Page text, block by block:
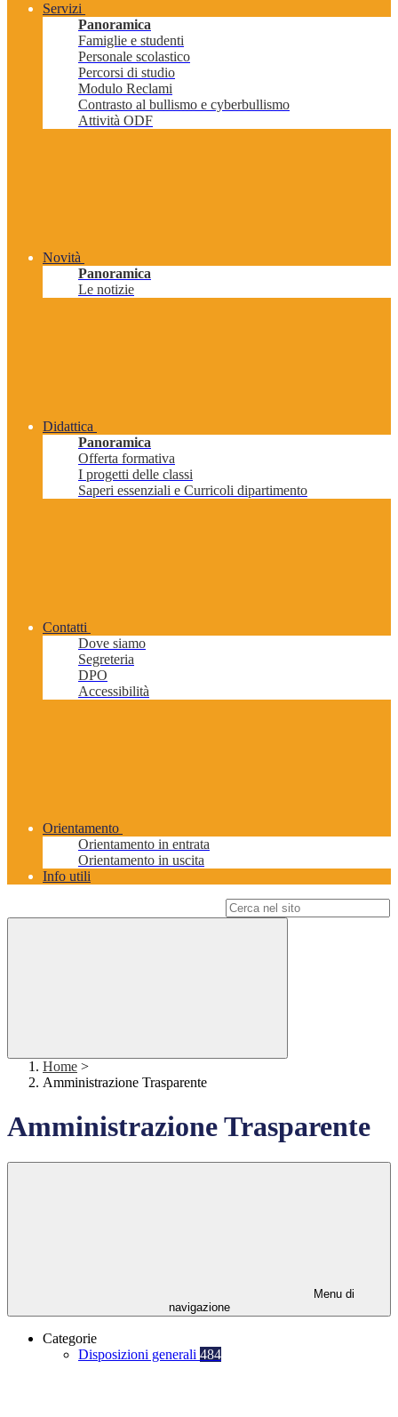
Servizi
Panoramica
Famiglie e studenti
Personale scolastico
Percorsi di studio
Modulo Reclami
Contrasto al bullismo e cyberbullismo
Attività ODF
Novità
Panoramica
Le notizie
Didattica
Panoramica
Offerta formativa
I progetti delle classi
Saperi essenziali e Curricoli dipartimento
Contatti
Dove siamo
Segreteria
DPO
Accessibilità
Orientamento
Orientamento in entrata
Orientamento in uscita
Info utili
Home >
Amministrazione Trasparente
Amministrazione Trasparente
Menu di
navigazione
Categorie
Disposizioni generali 484